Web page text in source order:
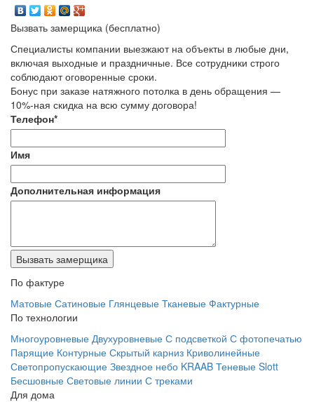
Вызвать замерщика (бесплатно)
Специалисты компании выезжают на объекты в любые дни,
включая выходные и праздничные. Все сотрудники строго
соблюдают оговоренные сроки.
Бонус при заказе натяжного потолка в день обращения —
10%-ная скидка на всю сумму договора!
Телефон*
Имя
Дополнительная информация
По фактуре
Матовые Сатиновые Глянцевые Тканевые Фактурные
По технологии
Многоуровневые Двухуровневые С подсветкой С фотопечатью
Парящие Контурные Скрытый карниз Криволинейные
Светопропускающие Звездное небо KRAAB Теневые Slott
Бесшовные Световые линии С треками
Для дома